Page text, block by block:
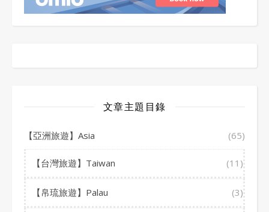
文章主題目錄
【亞洲旅遊】Asia (65)
【台灣旅遊】Taiwan (11)
【帛琉旅遊】Palau (3)